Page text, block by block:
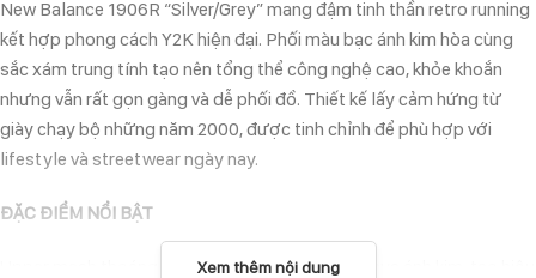
New Balance 1906R “Silver/Grey” mang đậm tinh thần retro running
kết hợp phong cách Y2K hiện đại. Phối màu bạc ánh kim hòa cùng
sắc xám trung tính tạo nên tổng thể công nghệ cao, khỏe khoắn
nhưng vẫn rất gọn gàng và dễ phối đồ. Thiết kế lấy cảm hứng từ
giày chạy bộ những năm 2000, được tinh chỉnh để phù hợp với
lifestyle và streetwear ngày nay.
ĐẶC ĐIỂM NỔI BẬT
Upper mesh thoáng khí kết hợp synthetic overlays ánh kim, tạo hiệu
Xem thêm nội dung